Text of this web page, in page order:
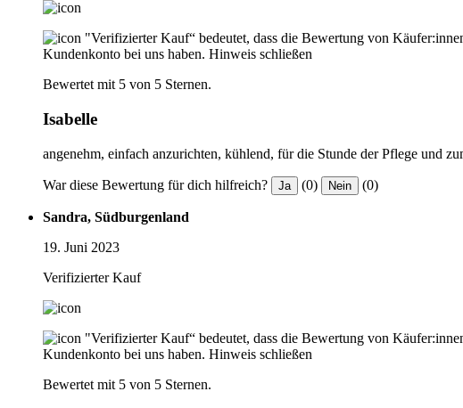
"Verifizierter Kauf“ bedeutet, dass die Bewertung von
Kundenkonto bei uns haben. Hinweis schließen
Bewertet mit 5 von 5 Sternen.
Isabelle
angenehm, einfach anzurichten, kühlend, für die Stunde der Pflege und
War diese Bewertung für dich hilfreich? Ja (0) Nein (0)
Sandra, Südburgenland
19. Juni 2023
Verifizierter Kauf
"Verifizierter Kauf“ bedeutet, dass die Bewertung von
Kundenkonto bei uns haben. Hinweis schließen
Bewertet mit 5 von 5 Sternen.